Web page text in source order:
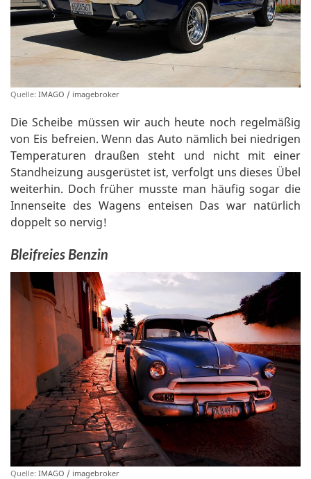
Quelle: IMAGO / imagebroker
Die Scheibe müssen wir auch heute noch regelmäßig
von Eis befreien. Wenn das Auto nämlich bei niedrigen
Temperaturen draußen steht und nicht mit einer
Standheizung ausgerüstet ist, verfolgt uns dieses Übel
weiterhin. Doch früher musste man häufig sogar die
Innenseite des Wagens enteisen Das war natürlich
doppelt so nervig!
Bleifreies Benzin
Quelle: IMAGO / imagebroker